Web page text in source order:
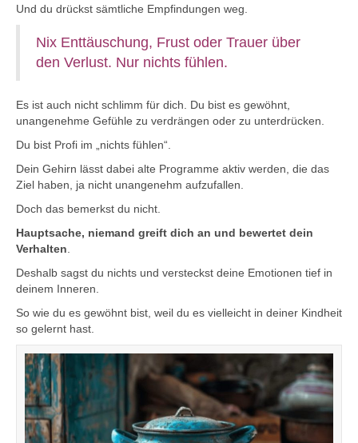
Und du drückst sämtliche Empfindungen weg.
Nix Enttäuschung, Frust oder Trauer über
den Verlust. Nur nichts fühlen.
Es ist auch nicht schlimm für dich. Du bist es gewöhnt,
unangenehme Gefühle zu verdrängen oder zu unterdrücken.
Du bist Profi im „nichts fühlen“.
Dein Gehirn lässt dabei alte Programme aktiv werden, die das
Ziel haben, ja nicht unangenehm aufzufallen.
Doch das bemerkst du nicht.
Hauptsache, niemand greift dich an und bewertet dein
Verhalten
Deshalb sagst du nichts und versteckst deine Emotionen tief in
deinem Inneren.
So wie du es gewöhnt bist, weil du es vielleicht in deiner Kindheit
so gelernt hast.